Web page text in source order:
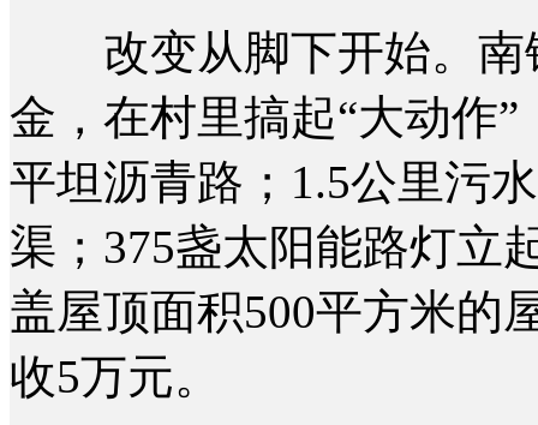
改变从脚下开始。南
金，在村里搞起“大动作
平坦沥青路；1.5公里污
渠；375盏太阳能路灯立
盖屋顶面积500平方米的
收5万元。